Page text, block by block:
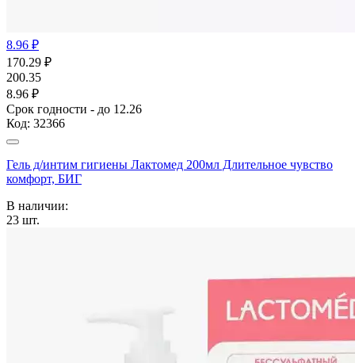
8.96 ₽
170.29 ₽
200.35
8.96 ₽
Срок годности - до 12.26
Код: 32366
Гель д/интим гигиены Лактомед 200мл Длительное чувство
комфорт, БИГ
В наличии:
23 шт.